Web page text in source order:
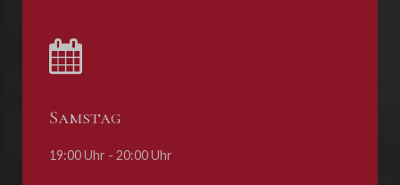
Samstag
19:00 Uhr - 20:00 Uhr